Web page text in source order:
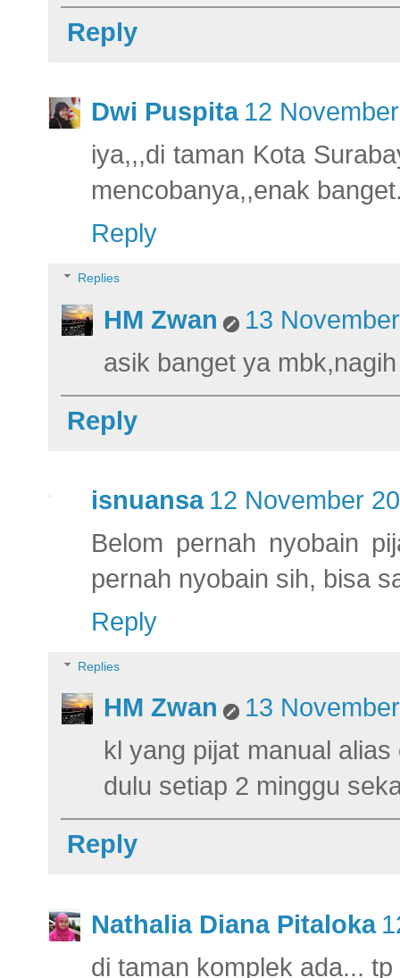
Reply
Dwi Puspita 12
iya,,,di taman Kota
mencobanya,,enak
Reply
Replies
HM Zwan
13
asik banget ya
Reply
isnuansa 12 November
Belom pernah nyobain
pernah nyobain sih, bisa
Reply
Replies
HM Zwan
13
kl yang pijat manual
dulu setiap 2 minggu
Reply
Nathalia Diana Pitaloka
di taman komplek ada...